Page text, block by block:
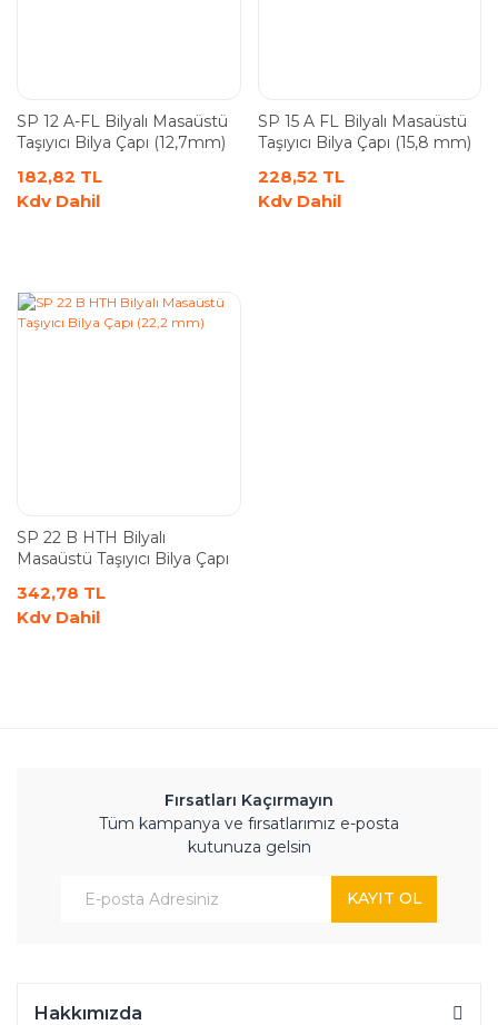
SP 12 A-FL Bilyalı Masaüstü
Taşıyıcı Bilya Çapı (12,7mm)
182,82 TL
Kdv Dahil
SP 15 A FL Bilyalı Masaüstü
Taşıyıcı Bilya Çapı (15,8 mm)
228,52 TL
Kdv Dahil
SP 22 B HTH Bilyalı
Masaüstü Taşıyıcı Bilya Çapı
342,78 TL
Kdv Dahil
Fırsatları Kaçırmayın
Tüm kampanya ve fırsatlarımız e-posta
kutunuza gelsin
KAYIT OL
Hakkımızda